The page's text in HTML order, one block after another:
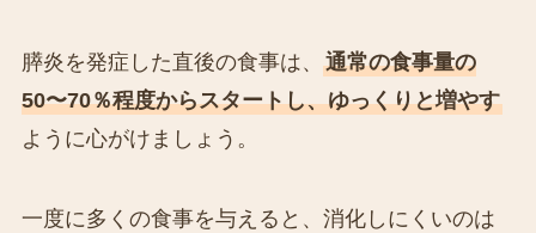
膵炎を発症した直後の食事は、 通常の食事量の
50〜70％程度からスタートし、ゆっくりと増やす
ように心がけましょう。
一度に多くの食事を与えると、消化しにくいのは